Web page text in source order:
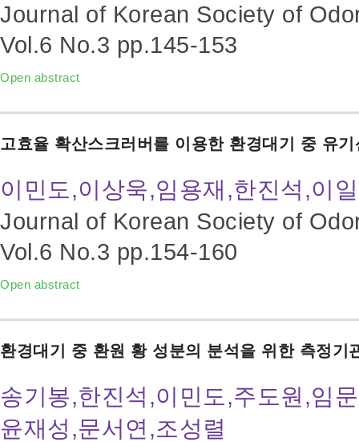
Journal of Korean Society of
Vol.6 No.3 pp.145-153
Open abstract
고효율 확산스크러버를 이용한 환경대기 중 유
이민도,이상욱,임용재,한진석,이
Journal of Korean Society of
Vol.6 No.3 pp.154-160
Open abstract
환경대기 중 환원 황 성분의 분석을 위한 측정기
송기봉,한진석,이민도,주도원,임
윤재성,문서연,조성렬